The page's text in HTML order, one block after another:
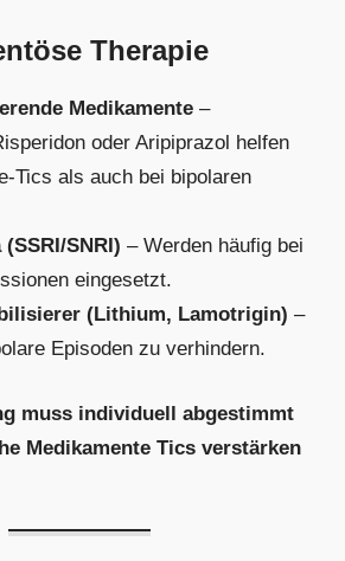
Therapie
Medikamente –
oder Aripiprazol helfen
Tics als auch bei bipolaren
SNRI) – Werden häufig bei
eingesetzt.
(Lithium, Lamotrigin) –
Episoden zu verhindern.
muss individuell abgestimmt
Medikamente Tics verstärken